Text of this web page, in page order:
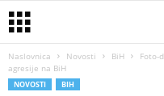
Naslovnica Novosti BiH
Foto-
agresije na BiH
NOVOSTI BIH